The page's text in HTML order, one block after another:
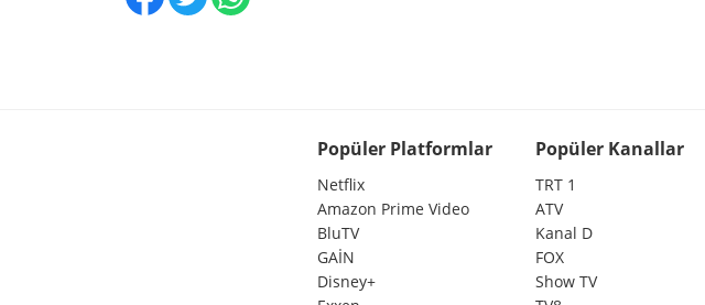
Popüler Platformlar
Netflix
Amazon Prime Video
BluTV
GAİN
Disney+
Popüler Kanallar
TRT 1
ATV
Kanal D
FOX
Show TV